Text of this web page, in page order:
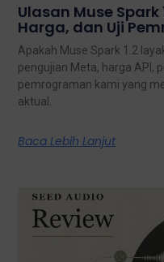
Ulasan Muse Spark
Harga, dan Uji
Apakah Muse Spark 1.2
pengujian Meta, harga API,
pemrograman kami yang
aktual.
Baca Lebih Lanjut